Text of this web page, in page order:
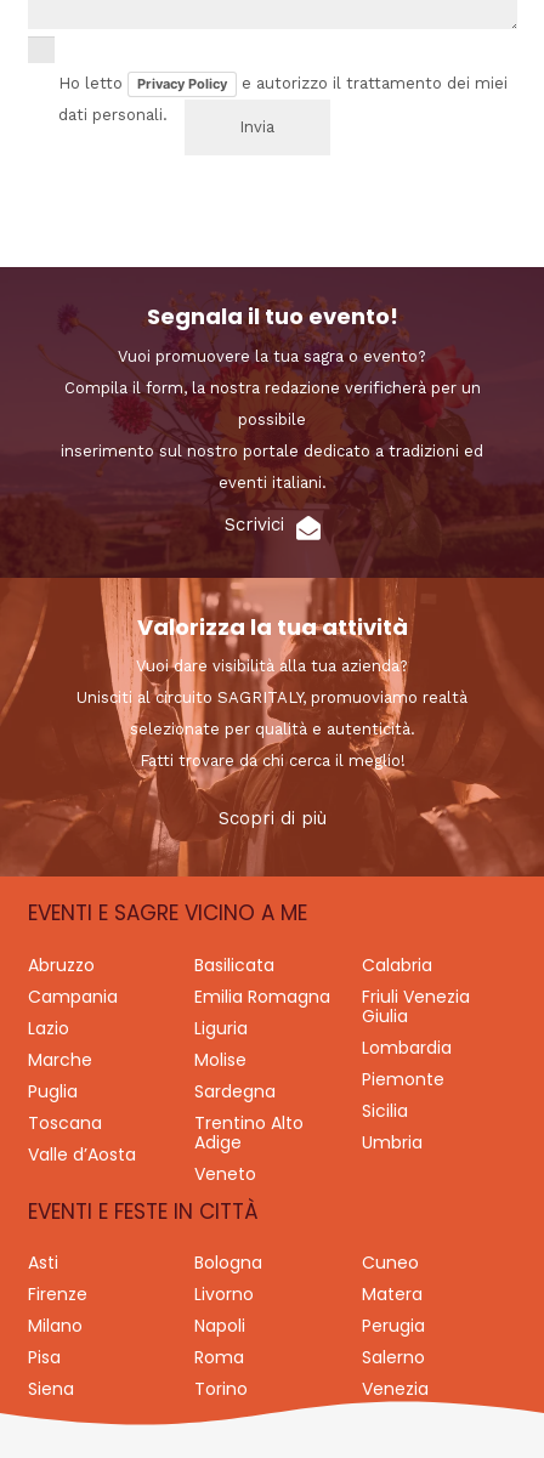
Ho letto Privacy Policy
e autorizzo il trattamento dei miei
dati personali.
Segnala il tuo evento!
Vuoi promuovere la tua sagra o evento?
Compila il form, la nostra redazione verificherà per un
possibile
inserimento sul nostro portale dedicato a tradizioni ed
eventi italiani.
Scrivici
Valorizza la tua attività
Vuoi dare visibilità alla tua azienda?
Unisciti al circuito SAGRITALY, promuoviamo realtà
selezionate per qualità e autenticità.
Fatti trovare da chi cerca il meglio!
Scopri di più
EVENTI E SAGRE VICINO A ME
Abruzzo Basilicata
Calabria
Campania
Emilia Romagna
Friuli Venezia
Giulia
Lazio
Liguria
Lombardia
Marche
Molise
Piemonte
Puglia
Sardegna
Sicilia
Toscana
Trentino Alto
Adige
Umbria
Valle d’Aosta
Veneto
EVENTI E FESTE IN CITTÀ
Asti Bologna
Cuneo
Firenze
Livorno
Matera
Milano
Napoli
Perugia
Pisa
Roma
Salerno
Siena
Torino Venezia